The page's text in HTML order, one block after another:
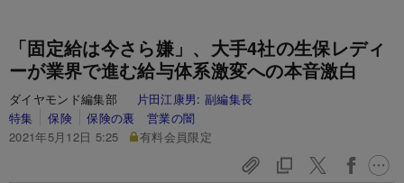
「固定給は今さら嫌」、大手4社の生保レディ
ーが業界で進む給与体系激変への本音激白
ダイヤモンド編集部 片田江康男:副編集長
特集
保険
保険の裏 営業の闇
2021年5月12日 5:25
有料会員限定